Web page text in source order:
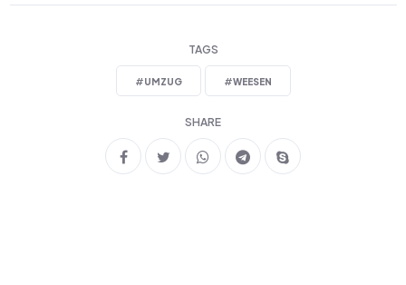
TAGS
#UMZUG #WEESEN
SHARE